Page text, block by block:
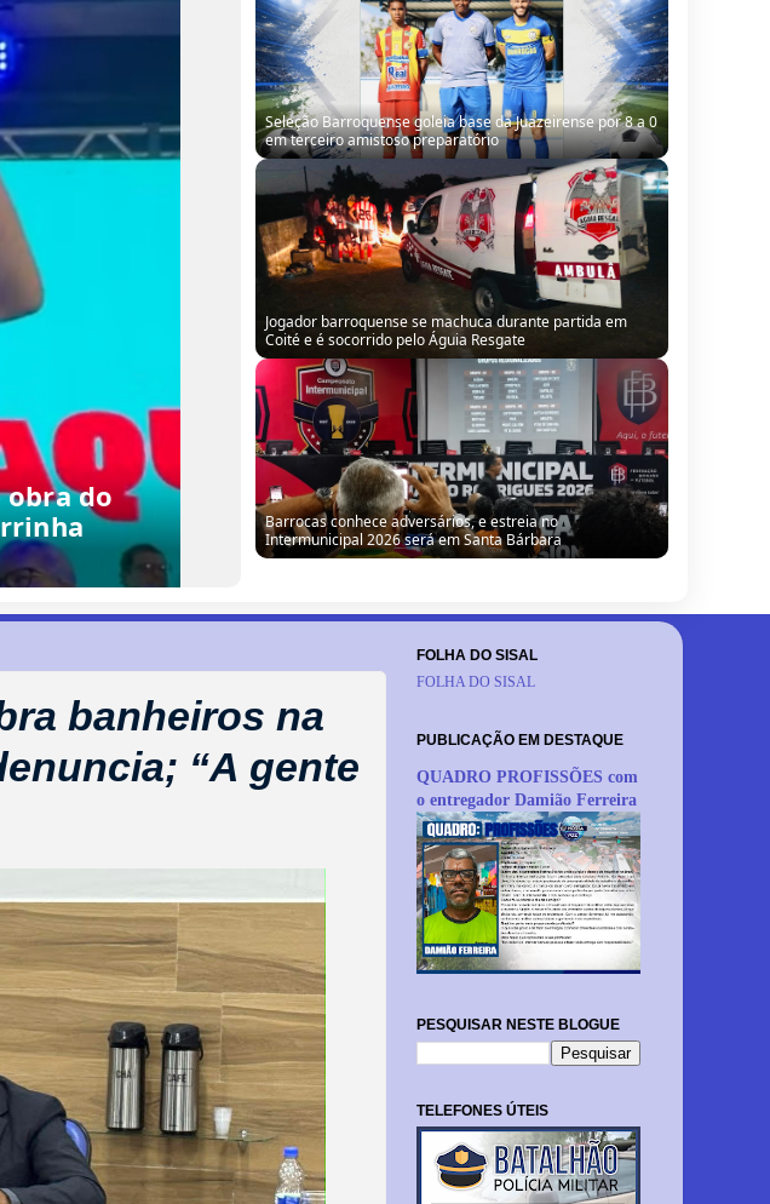
obra do
Seleção Barroquense goleia base da Juazeirense por 8 a 0
em terceiro amistoso preparatório
Jogador barroquense se machuca durante partida em
Coité e é socorrido pelo Águia Resgate
Barrocas conhece adversários, e estreia no
Intermunicipal 2026 será em Santa Bárbara
banheiros na
“A gente
FOLHA DO SISAL
FOLHA DO SISAL
PUBLICAÇÃO EM DESTAQUE
QUADRO PROFISSÕES com
o entregador Damião Ferreira
PESQUISAR NESTE BLOGUE
TELEFONES ÚTEIS